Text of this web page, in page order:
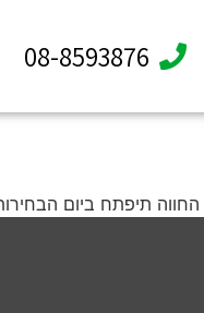
08-8593876
החווה תיפתח ביום הבחירות 2/3 9:30-17:00. וב